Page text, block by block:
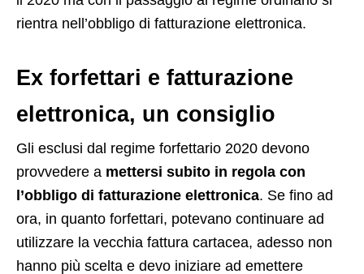
rientra nell’obbligo di fatturazione elettronica.
Ex forfettari e fatturazione
elettronica, un consiglio
Gli esclusi dal regime forfettario 2020 devono
provvedere a mettersi subito in regola con
l’obbligo di fatturazione elettronica. Se fino ad
ora, in quanto forfettari, potevano continuare ad
utilizzare la vecchia fattura cartacea, adesso non
hanno più scelta e devo iniziare ad emettere